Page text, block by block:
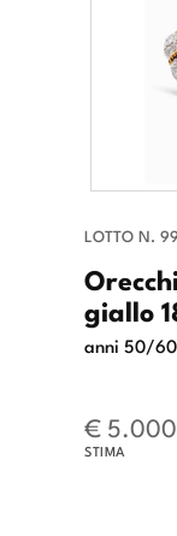
LOTTO N. 99
giallo
anni 50/60
€
STIMA